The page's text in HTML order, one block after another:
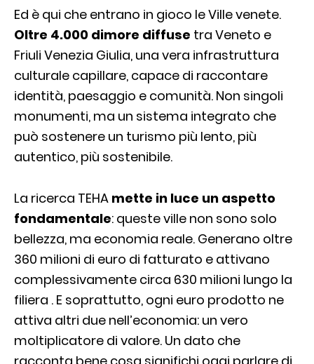
Ed è qui che entrano in gioco le Ville venete.
Oltre 4.000 dimore diffuse tra Veneto e
Friuli Venezia Giulia, una vera infrastruttura
culturale capillare, capace di raccontare
identità, paesaggio e comunità. Non singoli
monumenti, ma un sistema integrato che
può sostenere un turismo più lento, più
autentico, più sostenibile.
La ricerca TEHA mette in luce un aspetto
fondamentale: queste ville non sono solo
bellezza, ma economia reale. Generano oltre
360 milioni di euro di fatturato e attivano
complessivamente circa 630 milioni lungo la
filiera . E soprattutto, ogni euro prodotto ne
attiva altri due nell’economia: un vero
moltiplicatore di valore. Un dato che